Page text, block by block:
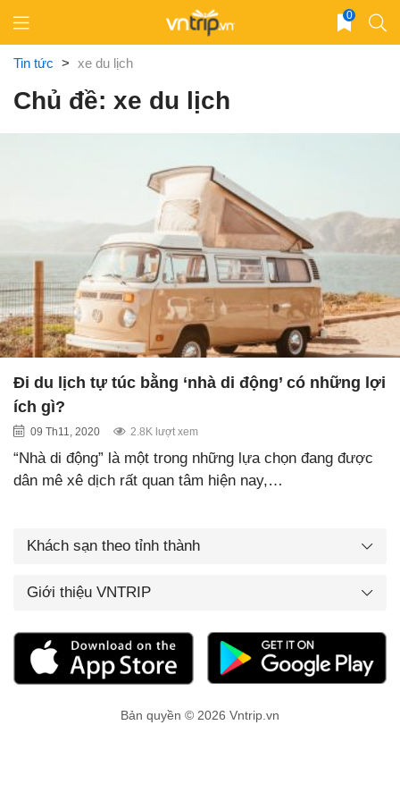
content
0
Tin tức > xe du lịch
Chủ đề: xe du lịch
Đi du lịch tự túc bằng ‘nhà di động’ có những lợi
ích gì?
09 Th11, 2020 2.8K lượt xem
“Nhà di động” là một trong những lựa chọn đang được
dân mê xê dịch rất quan tâm hiện nay,…
Khách sạn theo tỉnh thành
Giới thiệu VNTRIP
Bản quyền © 2026 Vntrip.vn